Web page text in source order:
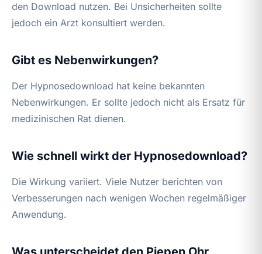
den Download nutzen. Bei Unsicherheiten sollte
jedoch ein Arzt konsultiert werden.
Gibt es Nebenwirkungen?
Der Hypnosedownload hat keine bekannten
Nebenwirkungen. Er sollte jedoch nicht als Ersatz für
medizinischen Rat dienen.
Wie schnell wirkt der Hypnosedownload?
Die Wirkung variiert. Viele Nutzer berichten von
Verbesserungen nach wenigen Wochen regelmäßiger
Anwendung.